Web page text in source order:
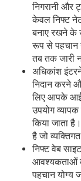
निगरानी और
केवल निफ्ट
बनाए रखने के
रूप से पहचान
तब तक जारी
अधिकांश
निदान करने
लिए आपके
उपयोग
किया जाता
है जो
निफ्ट वेब
आवश्यकताओं
पहचान योग्य